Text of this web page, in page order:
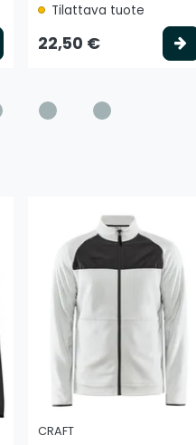
Valitse vaihtoehto
Tilattava tuote
22,50 €
CRAFT